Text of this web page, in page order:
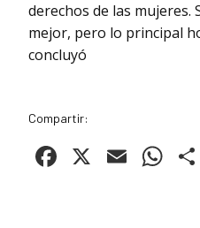
derechos de las mujeres.
mejor, pero lo principal
concluyó
Compartir:
Facebook
X Email